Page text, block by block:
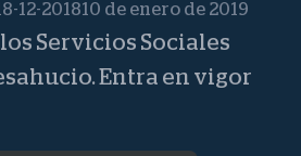
12-201810 de enero de 2019
Servicios Sociales
Entra en vigor